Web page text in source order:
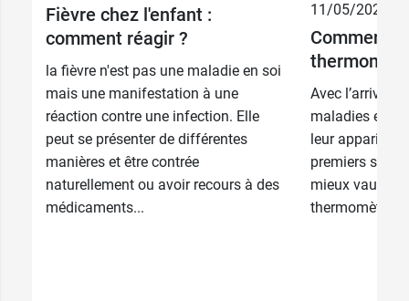
Fièvre chez l'enfant :
comment réagir ?
la fièvre n'est pas une maladie en soi
mais une manifestation à une
réaction contre une infection. Elle
peut se présenter de différentes
manières et être contrée
naturellement ou avoir recours à des
médicaments...
11/05/2026
Comment
Avec l’arrivée
maladies et
leur apparition
premiers
mieux vaut
thermomètre